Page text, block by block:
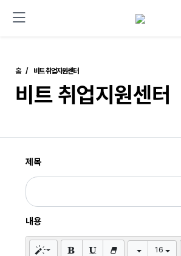
홈 비트 취업지원센터
비트 취업지원센터
제목
내용
16